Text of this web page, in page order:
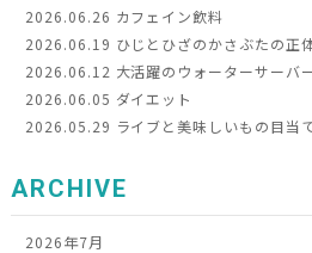
2026.06.26 カフェイン飲料
2026.06.19 ひじとひざのかさぶたの正
2026.06.12 大活躍のウォーターサーバ
2026.06.05 ダイエット
2026.05.29 ライブと美味しいもの目当
ARCHIVE
2026年7月